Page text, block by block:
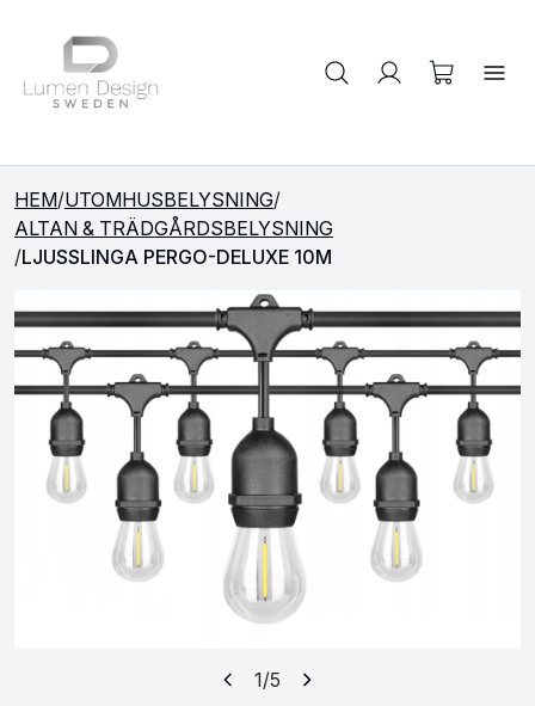
Sök på produkter
HEM/UTOMHUSBELYSNING/
ALTAN & TRÄDGÅRDSBELYSNING
/LJUSSLINGA PERGO-DELUXE 10M
1/5